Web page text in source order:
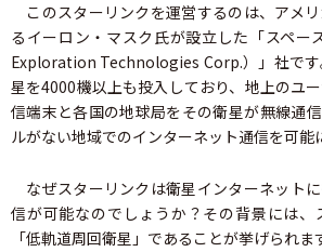
このスターリンクを運営するのは、アメ
るイーロン・マスク氏が設立した「スペー
Exploration Technologies Corp.）」社で
星を4000機以上も投入しており、地上のユ
信端末と各国の地球局をその衛星が無線通
ルがない地域でのインターネット通信を可能
なぜスターリンクは衛星インターネット
信が可能なのでしょうか？その背景には
「低軌道周回衛星」であることが挙げられま